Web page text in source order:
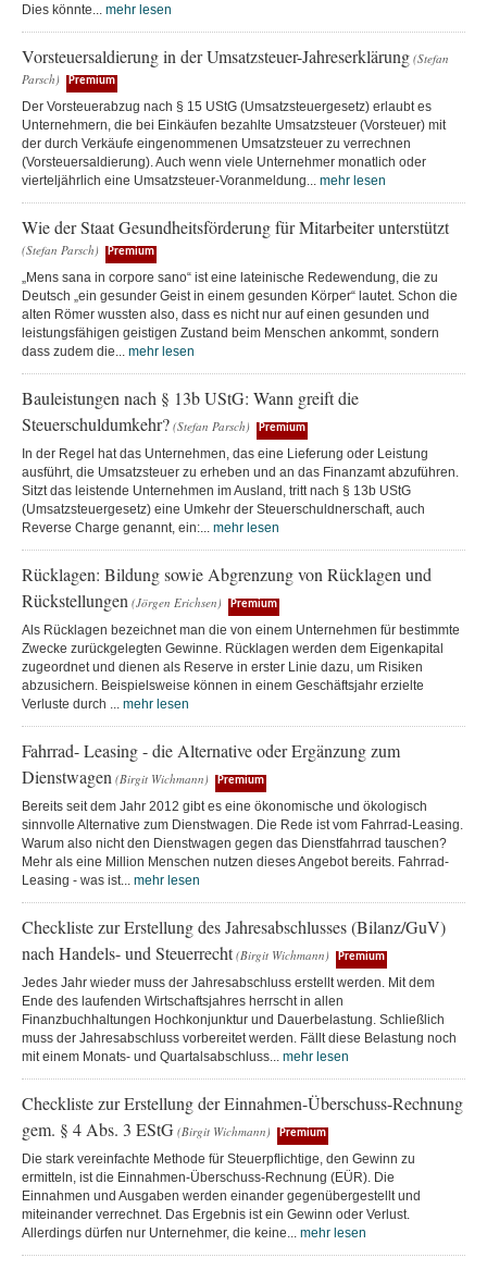
Dies könnte... mehr lesen
Vorsteuersaldierung in der Umsatzsteuer-Jahreserklärung (Stefan
Parsch)
Premium
Der Vorsteuerabzug nach § 15 UStG (Umsatzsteuergesetz) erlaubt es
Unternehmern, die bei Einkäufen bezahlte Umsatzsteuer (Vorsteuer) mit
der durch Verkäufe eingenommenen Umsatzsteuer zu verrechnen
(Vorsteuersaldierung). Auch wenn viele Unternehmer monatlich oder
vierteljährlich eine Umsatzsteuer-Voranmeldung... mehr lesen
Wie der Staat Gesundheitsförderung für Mitarbeiter unterstützt
(Stefan Parsch) Premium
„Mens sana in corpore sano“ ist eine lateinische Redewendung, die zu
Deutsch „ein gesunder Geist in einem gesunden Körper“ lautet. Schon die
alten Römer wussten also, dass es nicht nur auf einen gesunden und
leistungsfähigen geistigen Zustand beim Menschen ankommt, sondern
dass zudem die... mehr lesen
Bauleistungen nach § 13b UStG: Wann greift die
Steuerschuldumkehr? (Stefan Parsch) Premium
In der Regel hat das Unternehmen, das eine Lieferung oder Leistung
ausführt, die Umsatzsteuer zu erheben und an das Finanzamt abzuführen.
Sitzt das leistende Unternehmen im Ausland, tritt nach § 13b UStG
(Umsatzsteuergesetz) eine Umkehr der Steuerschuldnerschaft, auch
Reverse Charge genannt, ein:... mehr lesen
Rücklagen: Bildung sowie Abgrenzung von Rücklagen und
Rückstellungen (Jörgen Erichsen) Premium
Als Rücklagen bezeichnet man die von einem Unternehmen für bestimmte
Zwecke zurückgelegten Gewinne. Rücklagen werden dem Eigenkapital
zugeordnet und dienen als Reserve in erster Linie dazu, um Risiken
abzusichern. Beispielsweise können in einem Geschäftsjahr erzielte
Verluste durch ... mehr lesen
Fahrrad- Leasing - die Alternative oder Ergänzung zum
Dienstwagen (Birgit Wichmann) Premium
Bereits seit dem Jahr 2012 gibt es eine ökonomische und ökologisch
sinnvolle Alternative zum Dienstwagen. Die Rede ist vom Fahrrad-Leasing.
Warum also nicht den Dienstwagen gegen das Dienstfahrrad tauschen?
Mehr als eine Million Menschen nutzen dieses Angebot bereits. Fahrrad-
Leasing - was ist... mehr lesen
Checkliste zur Erstellung des Jahresabschlusses (Bilanz/GuV)
nach Handels- und Steuerrecht (Birgit Wichmann) Premium
Jedes Jahr wieder muss der Jahresabschluss erstellt werden. Mit dem
Ende des laufenden Wirtschaftsjahres herrscht in allen
Finanzbuchhaltungen Hochkonjunktur und Dauerbelastung. Schließlich
muss der Jahresabschluss vorbereitet werden. Fällt diese Belastung noch
mit einem Monats- und Quartalsabschluss... mehr lesen
Checkliste zur Erstellung der Einnahmen-Überschuss-Rechnung
gem. § 4 Abs. 3 EStG (Birgit Wichmann) Premium
Die stark vereinfachte Methode für Steuerpflichtige, den Gewinn zu
ermitteln, ist die Einnahmen-Überschuss-Rechnung (EÜR). Die
Einnahmen und Ausgaben werden einander gegenübergestellt und
miteinander verrechnet. Das Ergebnis ist ein Gewinn oder Verlust.
Allerdings dürfen nur Unternehmer, die keine... mehr lesen